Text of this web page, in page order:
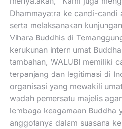
Dhammayatra ke candi-candi
serta melaksanakan
Vihara Buddhis di
kerukunan intern umat
tambahan, WALUBI memiliki
terpanjang dan legitimasi di
organisasi yang mewakili
wadah pemersatu majelis
lembaga keagamaan Buddha
anggotanya dalam suasana